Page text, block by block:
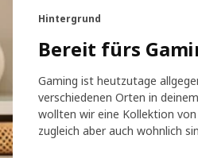
Hintergrund
Bereit fürs
Gaming ist heutzutage
verschiedenen Orten in
wollten wir eine Kollektion
zugleich aber auch wohnlich